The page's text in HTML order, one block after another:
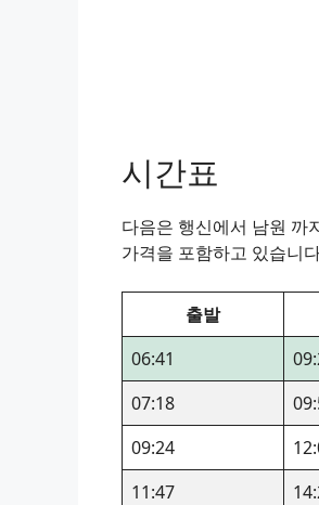
시간표
다음은 행신에서 남원 까
가격을 포함하고 있습니
출발
06:41
07:18
09:24
11:47